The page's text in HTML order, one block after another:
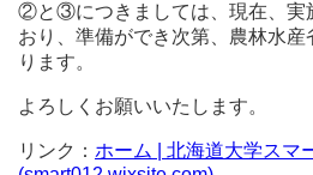
②と③につきましては、現在、実
おり、準備ができ次第、農林水
ります。
よろしくお願いいたします。
リンク： ホーム | 北海道大学スマ